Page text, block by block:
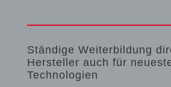
Ständige Weiterbildung
Hersteller auch für
Technologien